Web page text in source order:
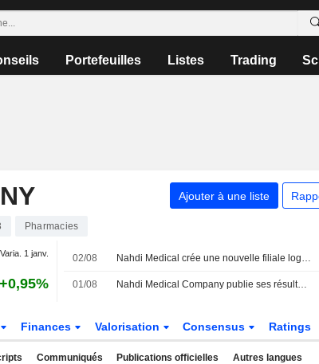
Portefeuilles Listes Trading
Ajouter à une liste
Pharmacies
Varia. 1 janv.
+0,95%
02/08 Nahdi Medical crée une nouvelle filiale logistique en Arabie saoudite
01/08 Nahdi Medical Company publie ses résultats pour le deuxième trimestre clos le 30 juin 2026
Finances Valorisation Consensus Ratings
Communiqués Publications officielles Autres langues